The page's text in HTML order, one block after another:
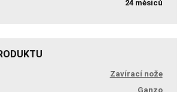
24 měsíců
Zavírací nože
Ganzo